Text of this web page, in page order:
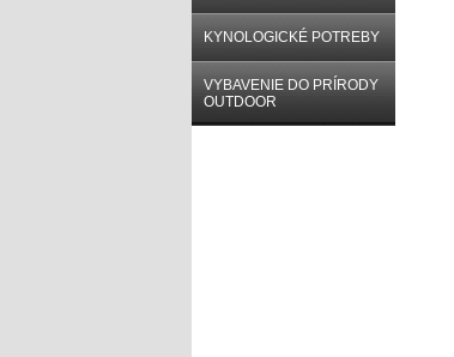
KYNOLOGICKÉ POTREBY
VYBAVENIE DO PRÍRODY
OUTDOOR